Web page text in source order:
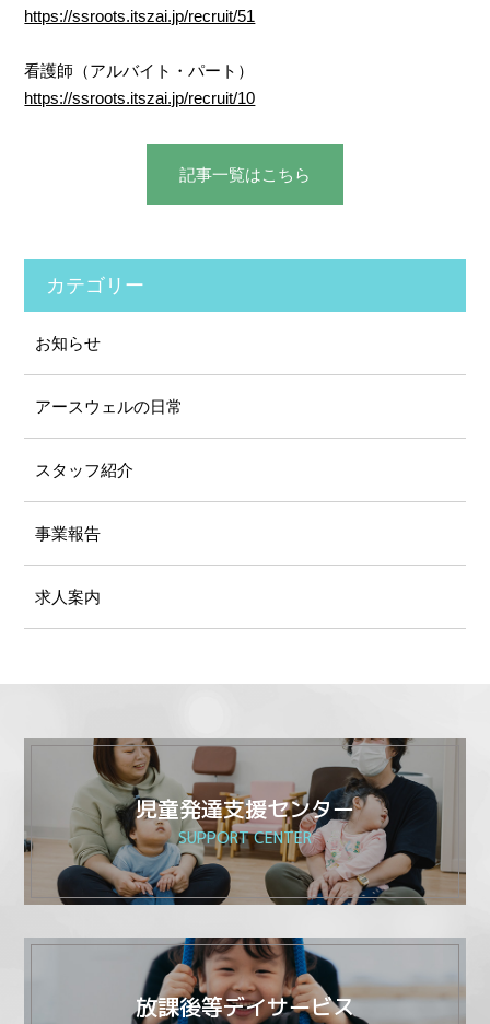
https://ssroots.itszai.jp/recruit/51
看護師（アルバイト・パート）
https://ssroots.itszai.jp/recruit/10
記事⼀覧はこちら
カテゴリー
お知らせ
アースウェルの⽇常
スタッフ紹介
事業報告
求人案内
児童発達支援センター
SUPPORT CENTER
放課後等デイサービス